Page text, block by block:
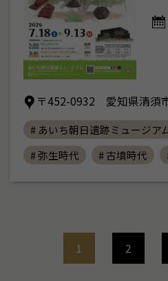
〒452-0932 愛知県清須
# あいち朝日遺跡ミュージア
# 弥生時代
# 古墳時代
1 2